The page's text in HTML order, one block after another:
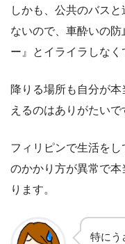
しかも、公共のバス
ないので、車酔いの
ー』とイライラしなく
降りる場所も自分が
えるのはありがたいで
フィリピンで生活を
のかかり方が異常で
ります。
特にう